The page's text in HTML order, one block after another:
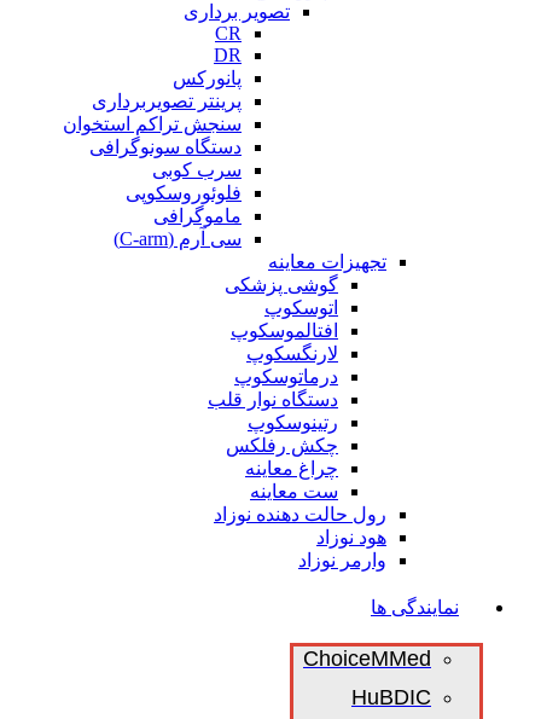
تصویر برداری
CR
DR
پانورکس
پرینتر تصویربرداری
سنجش تراکم استخوان
دستگاه سونوگرافی
سرب کوبی
فلوئوروسکوپی
ماموگرافی
سی آرم (C-arm)
تجهیزات معاینه
گوشی پزشکی
اتوسکوپ
افتالموسکوپ
لارنگسکوپ
درماتوسکوپ
دستگاه نوار قلب
رتینوسکوپ
چکش رفلکس
چراغ معاینه
ست معاینه
رول حالت دهنده نوزاد
هود نوزاد
وارمر نوزاد
نمایندگی ها
ChoiceMMed
HuBDIC